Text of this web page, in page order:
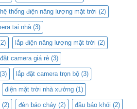
hệ thống điện năng lượng mặt trời (2)
tại nhà (3)
lắp điện năng lượng mặt trời (2)
camera giá rẻ (3)
(3) lắp đặt camera trọn bộ (3)
điện mặt trời nhà xưởng (1)
(2) đèn báo cháy (2) đầu báo khói (2)